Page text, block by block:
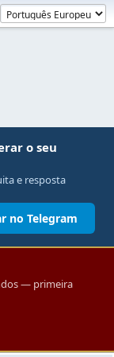
o seu
e resposta
no Telegram
— primeira